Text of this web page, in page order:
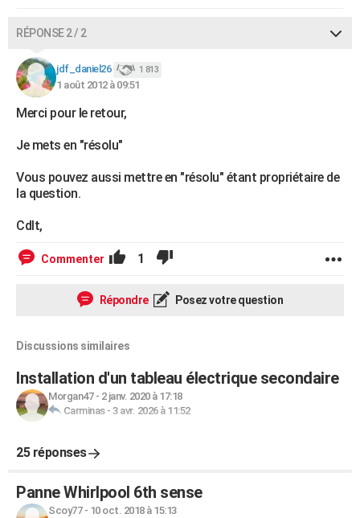
RÉPONSE 2 / 2
jdf_daniel26 1 813
1 août 2012 à 09:51
Merci pour le retour,
Je mets en "résolu"
Vous pouvez aussi mettre en "résolu" étant propriétaire de
la question.
Cdlt,
Commenter 1
Répondre Posez votre question
Discussions similaires
Installation d'un tableau électrique secondaire
Morgan47- 2 janv. 2020 à 17:18
Carminas- 3 avr. 2026 à 11:52
25 réponses
Panne Whirlpool 6th sense
Scoy77- 10 oct. 2018 à 15:13